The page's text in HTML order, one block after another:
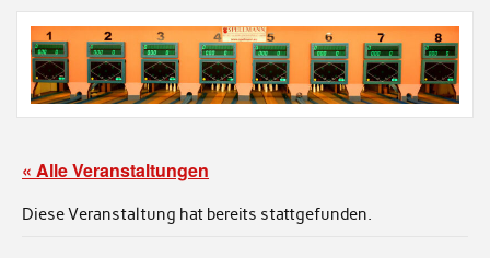
« Alle Veranstaltungen
Diese Veranstaltung hat bereits stattgefunden.